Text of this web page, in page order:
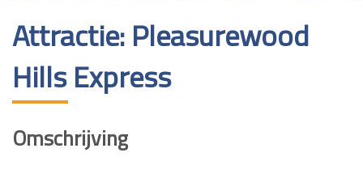
Attractie: Pleasurewood
Hills Express
Omschrijving